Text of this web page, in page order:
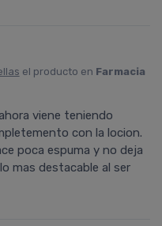
el producto en Farmacia
viene teniendo
con la locion.
poca espuma y no deja
mas destacable al ser